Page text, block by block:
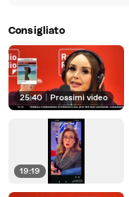
Consigliato
25:40 Prossimi video
19:19